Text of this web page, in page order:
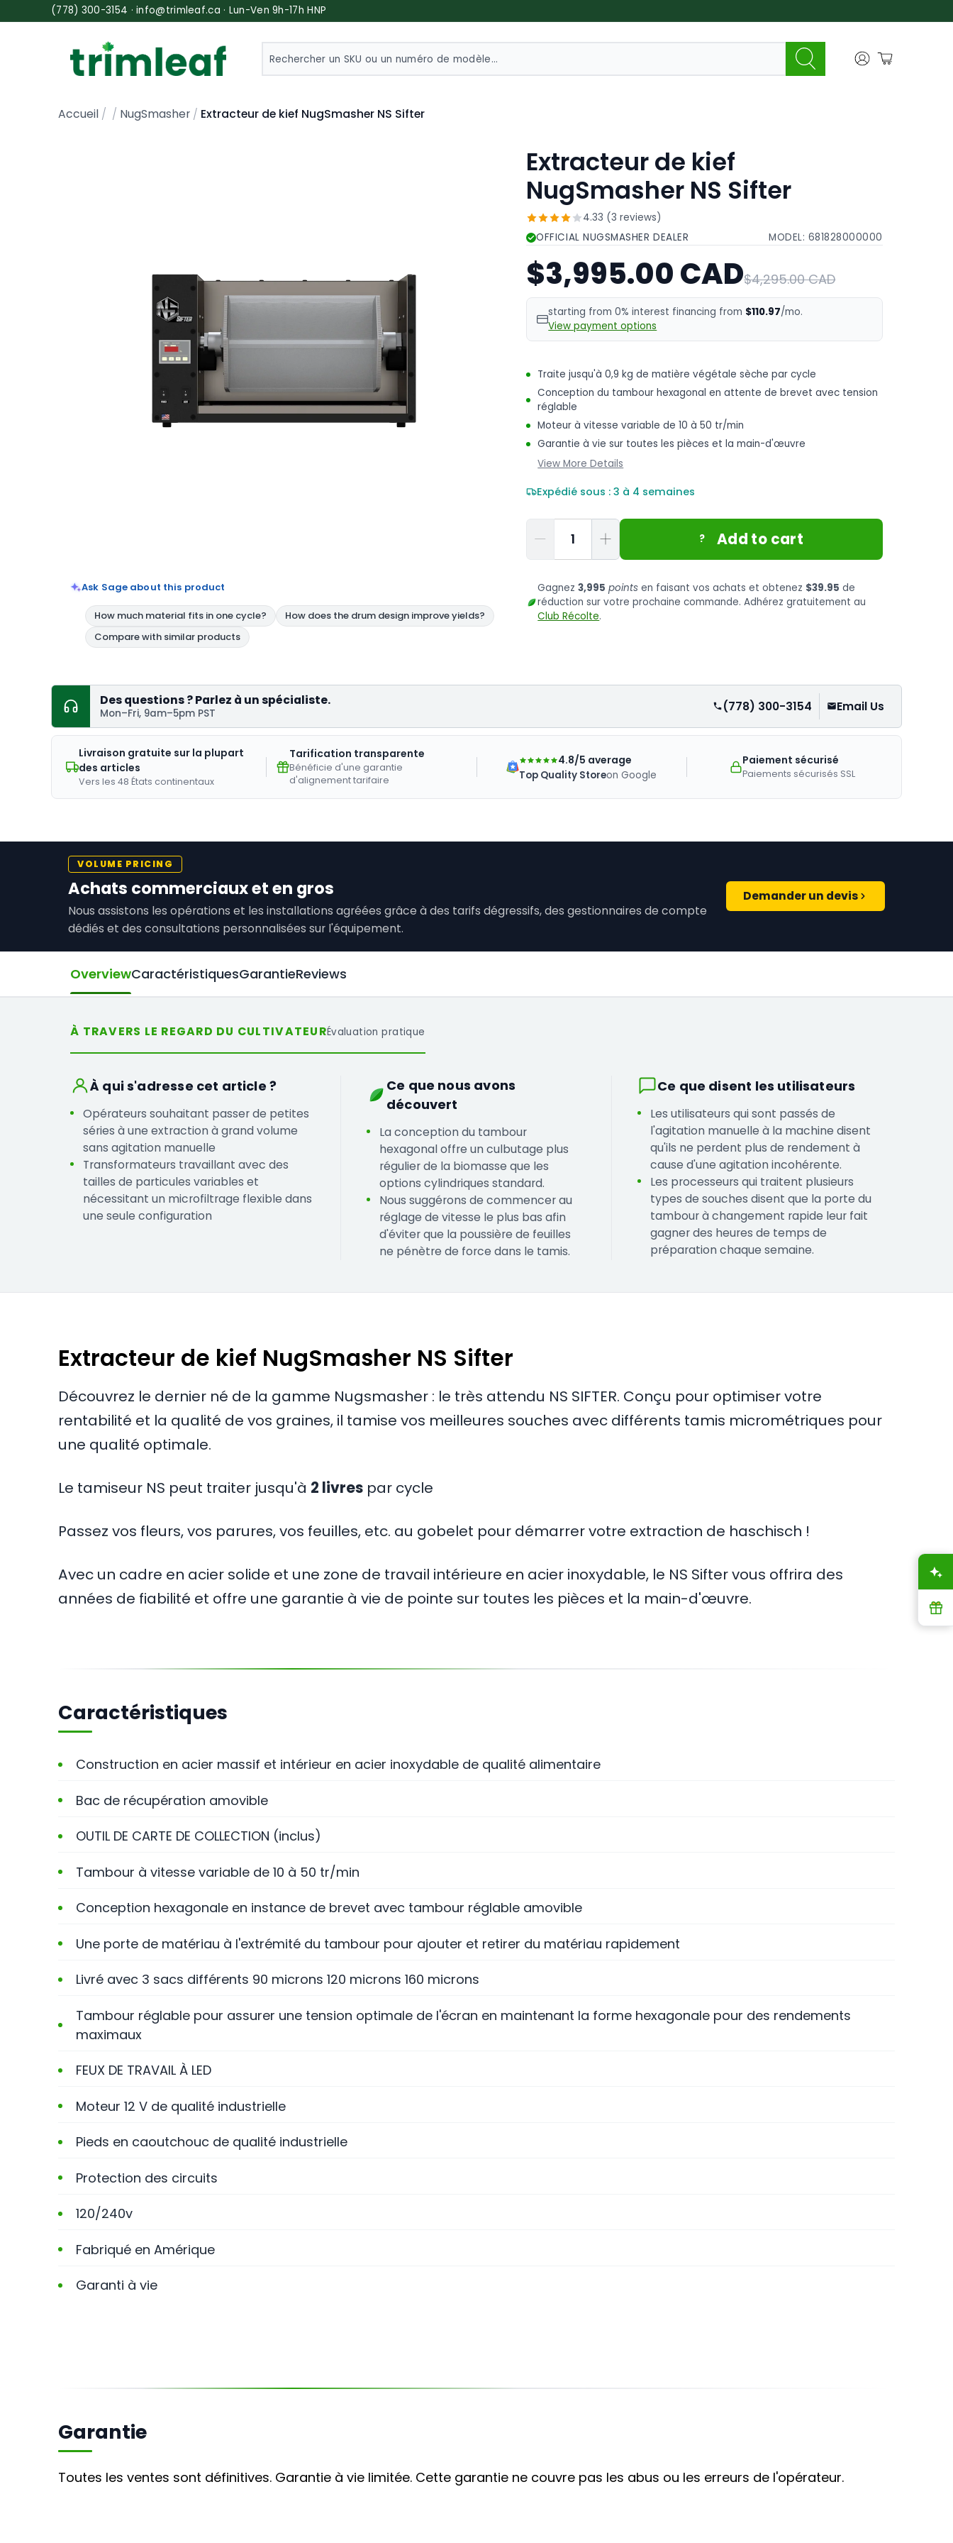
(778) 300-3154 · info@trimleaf.ca · Lun-Ven 9h-17h HNP
SEARCH
Accueil NugSmasher Extracteur de kief NugSmasher NS Sifter
Ask Sage about this product
Extracteur de kief
NugSmasher NS Sifter
4.33 (3 reviews)
OFFICIAL NUGSMASHER DEALER
MODEL: 681828000000
$3,995.00 CAD$4,295.00 CAD
starting from 0% interest financing from $110.97/mo.
View payment options
Traite jusqu'à 0,9 kg de matière végétale sèche par cycle
Conception du tambour hexagonal en attente de brevet avec tension
réglable
Moteur à vitesse variable de 10 à 50 tr/min
Garantie à vie sur toutes les pièces et la main-d'œuvre
View More Details
Expédié sous : 3 à 4 semaines
Quantité
? Add to cart
Gagnez3,995 points en faisant vos achats et obtenez $39.95 de
réduction sur votre prochaine commande. Adhérez gratuitement au
Club Récolte.
Des questions ? Parlez à un spécialiste.
Mon–Fri, 9am–5pm PST (778) 300-3154 Email Us
Livraison gratuite sur la plupart
des articles
Vers les 48 États continentaux
Tarification transparente
Bénéficie d'une garantie
d'alignement tarifaire
4.8/5 average
Top Quality Storeon Google
Paiement sécurisé
Paiements sécurisés SSL
VOLUME PRICING
Achats commerciaux et en gros
Nous assistons les opérations et les installations agréées grâce à des tarifs dégressifs, des gestionnaires de compte
dédiés et des consultations personnalisées sur l'équipement.
Demander un devis
OverviewCaractéristiquesGarantieReviews
À TRAVERS LE REGARD DU CULTIVATEURÉvaluation pratique
À qui s'adresse cet article ?
Opérateurs souhaitant passer de petites
séries à une extraction à grand volume
sans agitation manuelle
Transformateurs travaillant avec des
tailles de particules variables et
nécessitant un microfiltrage flexible dans
une seule configuration
Ce que nous avons
découvert
La conception du tambour
hexagonal offre un culbutage plus
régulier de la biomasse que les
options cylindriques standard.
Nous suggérons de commencer au
réglage de vitesse le plus bas afin
d'éviter que la poussière de feuilles
ne pénètre de force dans le tamis.
Ce que disent les utilisateurs
Les utilisateurs qui sont passés de
l'agitation manuelle à la machine disent
qu'ils ne perdent plus de rendement à
cause d'une agitation incohérente.
Les processeurs qui traitent plusieurs
types de souches disent que la porte du
tambour à changement rapide leur fait
gagner des heures de temps de
préparation chaque semaine.
Extracteur de kief NugSmasher NS Sifter
Découvrez le dernier né de la gamme Nugsmasher : le très attendu NS SIFTER. Conçu pour optimiser votre
rentabilité et la qualité de vos graines, il tamise vos meilleures souches avec différents tamis micrométriques pour
une qualité optimale.
Le tamiseur NS peut traiter jusqu'à 2 livres par cycle
Passez vos fleurs, vos parures, vos feuilles, etc. au gobelet pour démarrer votre extraction de haschisch !
Avec un cadre en acier solide et une zone de travail intérieure en acier inoxydable, le NS Sifter vous offrira des
années de fiabilité et offre une garantie à vie de pointe sur toutes les pièces et la main-d'œuvre.
Caractéristiques
Construction en acier massif et intérieur en acier inoxydable de qualité alimentaire
Bac de récupération amovible
OUTIL DE CARTE DE COLLECTION (inclus)
Tambour à vitesse variable de 10 à 50 tr/min
Conception hexagonale en instance de brevet avec tambour réglable amovible
Une porte de matériau à l'extrémité du tambour pour ajouter et retirer du matériau rapidement
Livré avec 3 sacs différents 90 microns 120 microns 160 microns
Tambour réglable pour assurer une tension optimale de l'écran en maintenant la forme hexagonale pour des rendements
maximaux
FEUX DE TRAVAIL À LED
Moteur 12 V de qualité industrielle
Pieds en caoutchouc de qualité industrielle
Protection des circuits
120/240v
Fabriqué en Amérique
Garanti à vie
Garantie
Toutes les ventes sont définitives. Garantie à vie limitée. Cette garantie ne couvre pas les abus ou les erreurs de l'opérateur.